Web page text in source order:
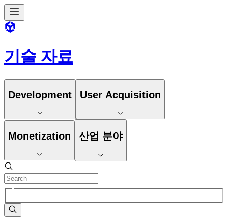
기술 자료
Development User Acquisition
Monetization 산업 분야